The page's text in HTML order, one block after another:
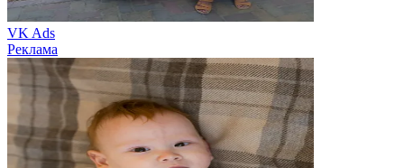
VK Ads
Реклама